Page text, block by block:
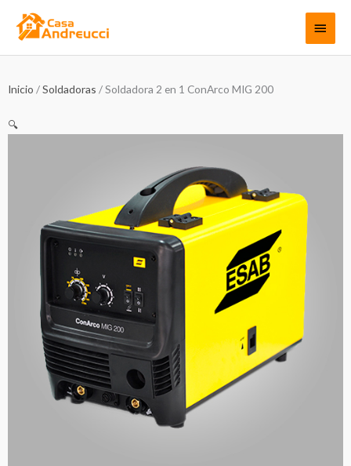
Menú
Inicio /Soldadoras / Soldadora 2 en 1 ConArco MIG 200
🔍